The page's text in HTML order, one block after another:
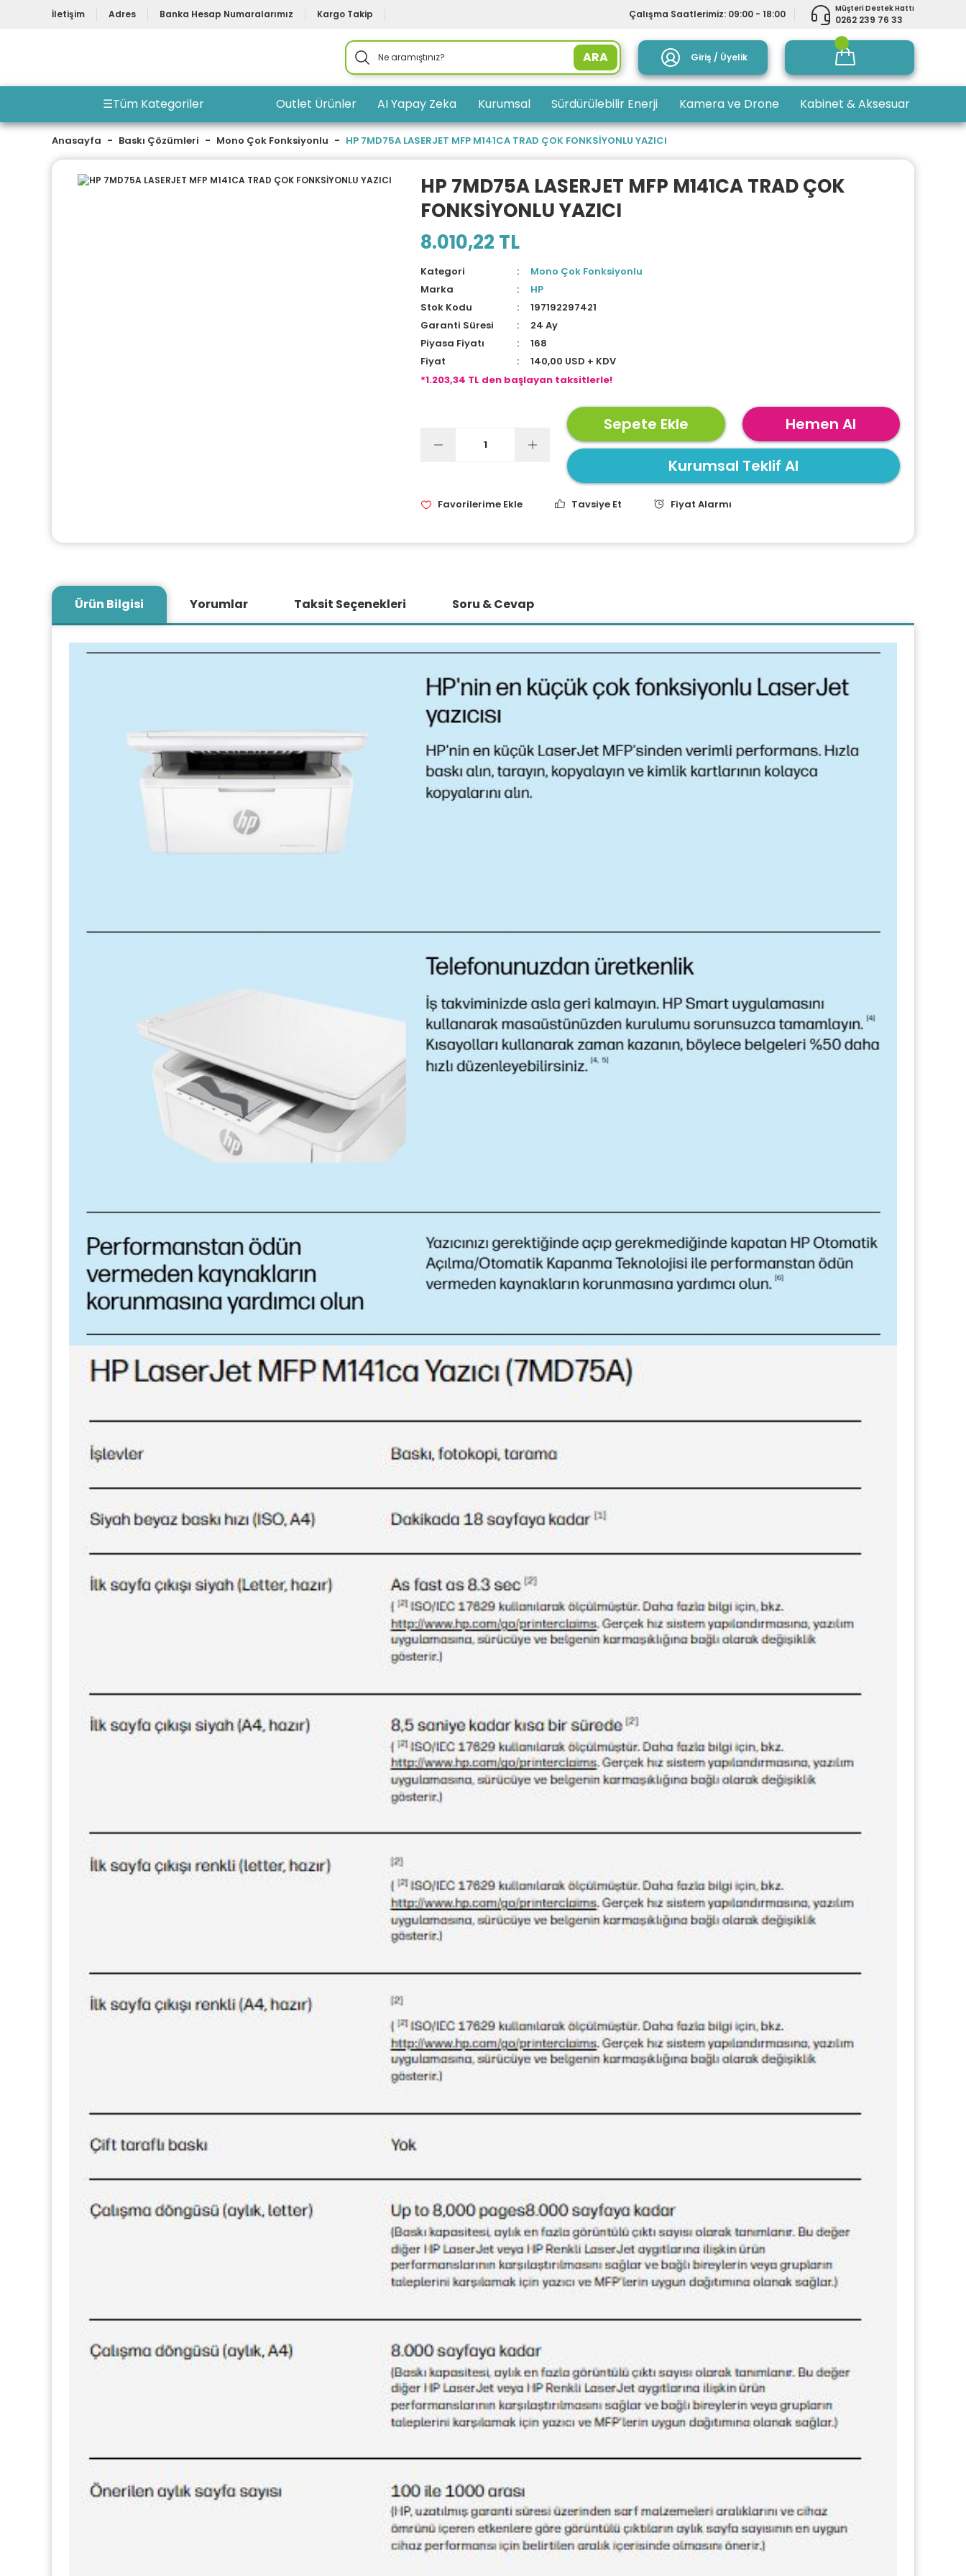
İletişim Adres Banka Hesap Numaralarımız Kargo Takip Çalışma Saatlerimiz: 09:00 - 18:00 Müşteri Destek Hattı
0262 239 76 33
ARA Giriş / Üyelik
☰Tüm Kategoriler Outlet Ürünler AI Yapay Zeka Kurumsal Sürdürülebilir Enerji Kamera ve Drone Kabinet & Aksesuar
Anasayfa Baskı Çözümleri Mono Çok Fonksiyonlu HP 7MD75A LASERJET MFP M141CA TRAD ÇOK FONKSİYONLU YAZICI
HP 7MD75A LASERJET MFP M141CA TRAD ÇOK
FONKSİYONLU YAZICI
8.010,22 TL
Kategori
Mono Çok Fonksiyonlu
Marka
HP
Stok Kodu
197192297421
Garanti Süresi
24 Ay
Piyasa Fiyatı
168
Fiyat
140,00 USD + KDV
*1.203,34 TL den başlayan taksitlerle!
Sepete Ekle Hemen Al
Kurumsal Teklif Al
Tavsiye Et Fiyat Alarmı
Ürün Bilgisi Yorumlar Taksit Seçenekleri Soru & Cevap